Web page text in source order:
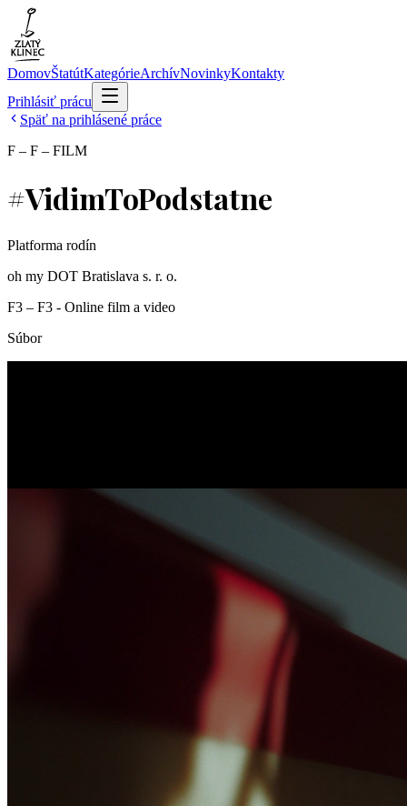
DomovŠtatútKategórieArchívNovinkyKontakty
Prihlásiť prácu
Späť na prihlásené práce
F – F – FILM
#VidimToPodstatne
Platforma rodín
oh my DOT Bratislava s. r. o.
F3 – F3 - Online film a video
Súbor